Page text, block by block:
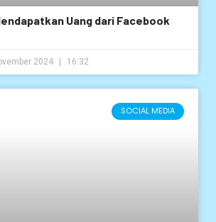
Uang dari Facebook
2024 16:32
SOCIAL MEDIA